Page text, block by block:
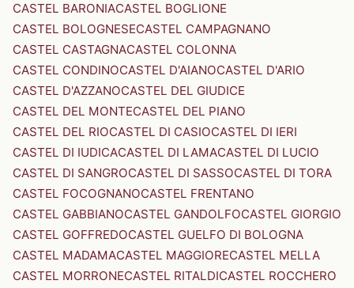
CASTEL BARONIACASTEL BOGLIONE
CASTEL BOLOGNESECASTEL CAMPAGNANO
CASTEL CASTAGNACASTEL COLONNA
CASTEL CONDINOCASTEL D'AIANOCASTEL D'ARIO
CASTEL D'AZZANOCASTEL DEL GIUDICE
CASTEL DEL MONTECASTEL DEL PIANO
CASTEL DEL RIOCASTEL DI CASIOCASTEL DI IERI
CASTEL DI IUDICACASTEL DI LAMACASTEL DI LUCIO
CASTEL DI SANGROCASTEL DI SASSOCASTEL DI TORA
CASTEL FOCOGNANOCASTEL FRENTANO
CASTEL GABBIANOCASTEL GANDOLFOCASTEL GIORGIO
CASTEL GOFFREDOCASTEL GUELFO DI BOLOGNA
CASTEL MADAMACASTEL MAGGIORECASTEL MELLA
CASTEL MORRONECASTEL RITALDICASTEL ROCCHERO